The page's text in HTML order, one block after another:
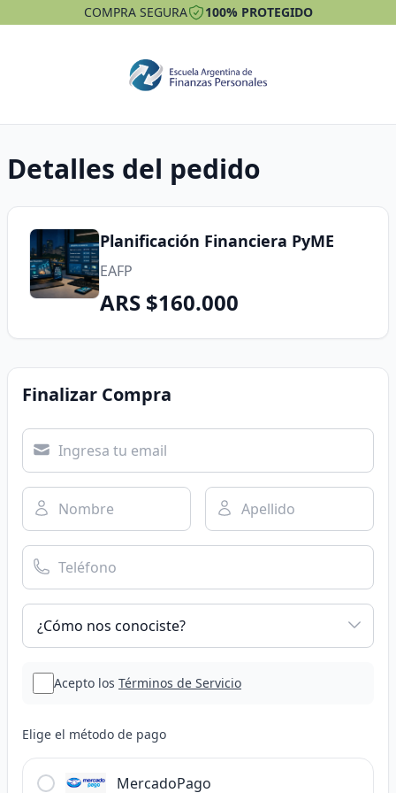
COMPRA SEGURA 100% PROTEGIDO
Detalles del pedido
Planificación Financiera PyME
EAFP
ARS $160.000
Finalizar Compra
Acepto los Términos de Servicio
Elige el método de pago
MercadoPago